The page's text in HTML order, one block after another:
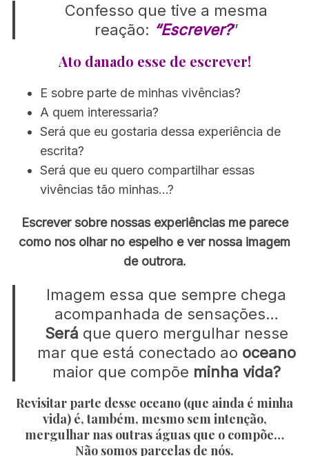
Confesso que tive a mesma
reação: “Escrever?”
Ato danado esse de escrever!
E sobre parte de minhas vivências?
A quem interessaria?
Será que eu gostaria dessa experiência de
escrita?
Será que eu quero compartilhar essas
vivências tão minhas…?
Escrever sobre nossas experiências me parece
como nos olhar no espelho e ver nossa imagem
de outrora.
Imagem essa que sempre chega
acompanhada de sensações…
Será que quero mergulhar nesse
mar que está conectado ao oceano
maior que compõe minha vida?
Revisitar parte desse oceano (que ainda é minha
vida) é, também, mesmo sem intenção,
mergulhar nas outras águas que o compõe…
Não somos parcelas de nós.